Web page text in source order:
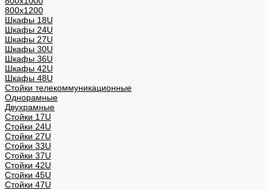
800х1200
Шкафы 18U
Шкафы 24U
Шкафы 27U
Шкафы 30U
Шкафы 36U
Шкафы 42U
Шкафы 48U
Стойки телекоммуникационные
Однорамные
Двухрамные
Стойки 17U
Стойки 24U
Стойки 27U
Стойки 33U
Стойки 37U
Стойки 42U
Стойки 45U
Стойки 47U